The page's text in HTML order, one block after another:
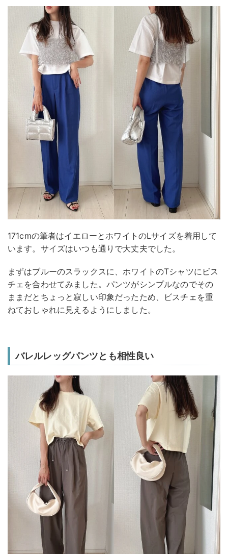
171cmの筆者はイエローとホワイトのLサイズを着用して
います。サイズはいつも通りで大丈夫でした。
まずはブルーのスラックスに、ホワイトのTシャツにビス
チェを合わせてみました。パンツがシンプルなのでその
ままだとちょっと寂しい印象だったため、ビスチェを重
ねておしゃれに見えるようにしました。
バレルレッグパンツとも相性良い